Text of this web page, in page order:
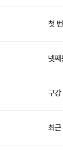
첫
넷
구강
최근